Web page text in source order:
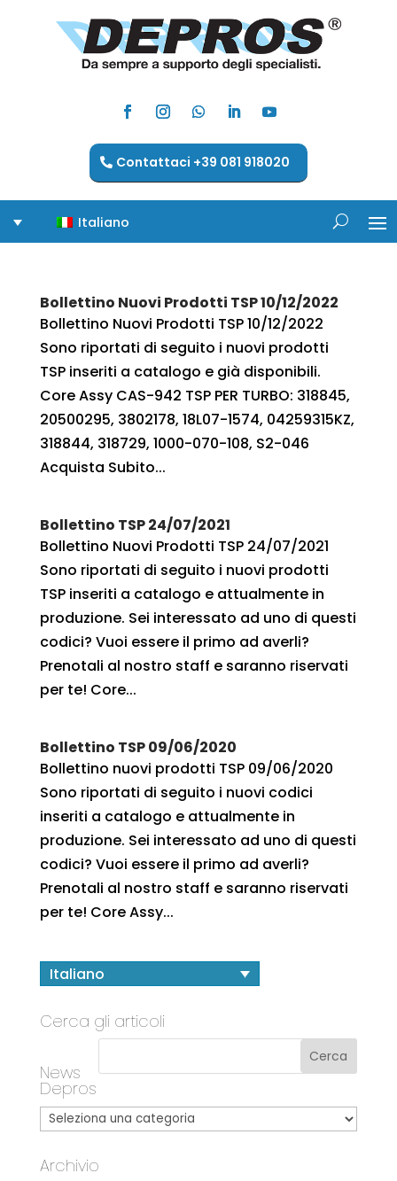
Contattaci +39 081 918020
Italiano
Bollettino Nuovi Prodotti TSP 10/12/2022
Bollettino Nuovi Prodotti TSP 10/12/2022
Sono riportati di seguito i nuovi prodotti
TSP inseriti a catalogo e già disponibili.
Core Assy CAS-942 TSP PER TURBO: 318845,
20500295, 3802178, 18L07-1574, 04259315KZ,
318844, 318729, 1000-070-108, S2-046
Acquista Subito...
Bollettino TSP 24/07/2021
Bollettino Nuovi Prodotti TSP 24/07/2021
Sono riportati di seguito i nuovi prodotti
TSP inseriti a catalogo e attualmente in
produzione. Sei interessato ad uno di questi
codici? Vuoi essere il primo ad averli?
Prenotali al nostro staff e saranno riservati
per te! Core...
Bollettino TSP 09/06/2020
Bollettino nuovi prodotti TSP 09/06/2020
Sono riportati di seguito i nuovi codici
inseriti a catalogo e attualmente in
produzione. Sei interessato ad uno di questi
codici? Vuoi essere il primo ad averli?
Prenotali al nostro staff e saranno riservati
per te! Core Assy...
Italiano
Cerca gli articoli
News
Depros
Archivio